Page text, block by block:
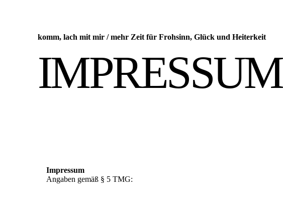
komm, lach mit mir /mehr Zeit für Frohsinn, Glück und Heiterkeit
IMPRESSUM
Impressum
Angaben gemäß § 5 TMG: